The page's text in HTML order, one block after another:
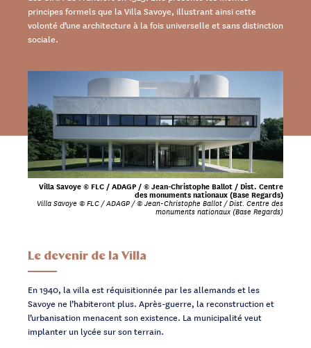
principes formels que la Villa Savoye, illustrant ainsi cette
volonté d’une architecture à la fois universelle et sans distinction
sociale.
Villa Savoye © FLC / ADAGP / © Jean-Christophe Ballot / Dist. Centre
des monuments nationaux (Base Regards)
Villa Savoye © FLC / ADAGP / © Jean-Christophe Ballot / Dist. Centre des
monuments nationaux (Base Regards)
Le devenir de la Villa
En 1940, la villa est réquisitionnée par les allemands et les
Savoye ne l’habiteront plus. Après-guerre, la reconstruction et
l’urbanisation menacent son existence. La municipalité veut
implanter un lycée sur son terrain.